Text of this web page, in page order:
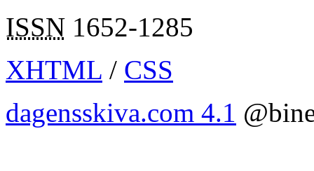
ISSN 1652-1285
XHTML / CSS
dagensskiva.com 4.1